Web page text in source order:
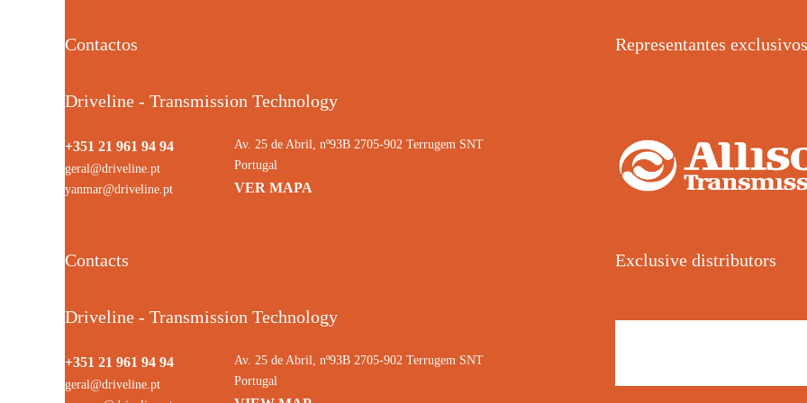
Contactos
Driveline - Transmission Technology
+351 21 961 94 94
geral@driveline.pt
yanmar@driveline.pt
Av. 25 de Abril, nº93B 2705-902 Terrugem SNT
Portugal
VER MAPA
Representantes exclusivos
Contacts
Driveline - Transmission Technology
+351 21 961 94 94
geral@driveline.pt
Av. 25 de Abril, nº93B 2705-902 Terrugem SNT
Portugal
Exclusive distributors